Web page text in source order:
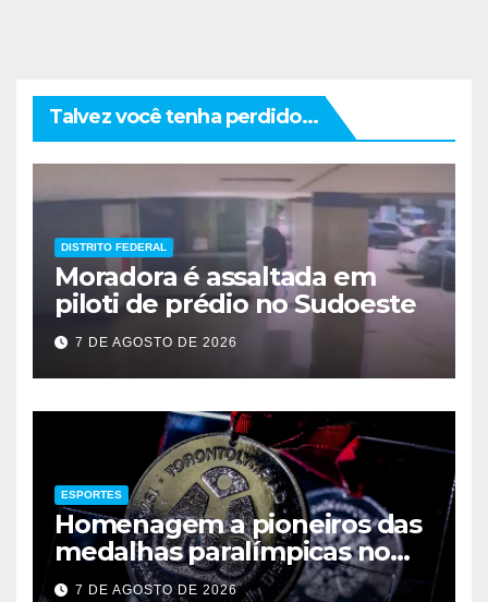
Talvez você tenha perdido...
DISTRITO FEDERAL
Moradora é assaltada em
piloti de prédio no Sudoeste
7 DE AGOSTO DE 2026
ESPORTES
Homenagem a pioneiros das
medalhas paralímpicas no
Brasil
7 DE AGOSTO DE 2026